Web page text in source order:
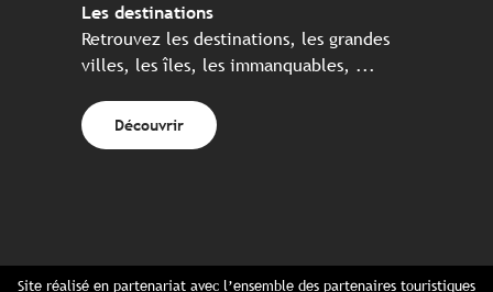
Les destinations
Retrouvez les destinations, les grandes
villes, les îles, les immanquables, ...
Découvrir
Site réalisé en partenariat avec l’ensemble des partenaires touristiques